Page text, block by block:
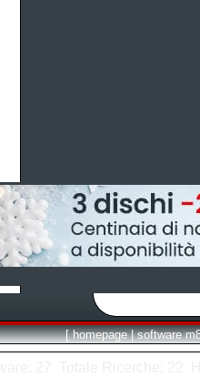
[ homepage | software